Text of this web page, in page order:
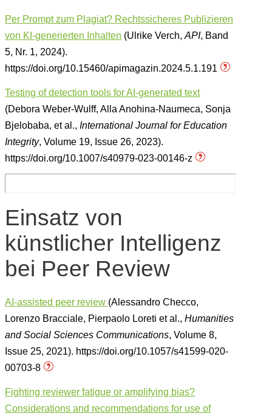
Per Prompt zum Plagiat? Rechtssicheres Publizieren
von KI-generierten Inhalten (Ulrike Verch, API, Band
5, Nr. 1, 2024).
https://doi.org/10.15460/apimagazin.2024.5.1.191
Testing of detection tools for AI-generated text
(Debora Weber-Wulff, Alla Anohina-Naumeca, Sonja
Bjelobaba, et al., International Journal for Education
Integrity, Volume 19, Issue 26, 2023).
https://doi.org/10.1007/s40979-023-00146-z
Einsatz von
künstlicher Intelligenz
bei Peer Review
AI-assisted peer review (Alessandro Checco,
Lorenzo Bracciale, Pierpaolo Loreti et al., Humanities
and Social Sciences Communications, Volume 8,
Issue 25, 2021). https://doi.org/10.1057/s41599-020-
00703-8
Fighting reviewer fatigue or amplifying bias?
Considerations and recommendations for use of